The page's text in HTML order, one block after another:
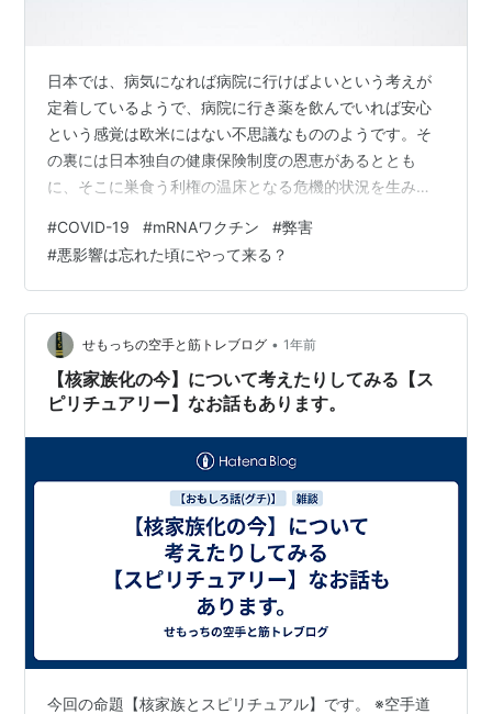
日本では、病気になれば病院に行けばよいという考えが
定着しているようで、病院に行き薬を飲んでいれば安心
という感覚は欧米にはない不思議なもののようです。そ
の裏には日本独自の健康保険制度の恩恵があるととも
に、そこに巣食う利権の温床となる危機的状況を生み出
にして妄信する傾向も日本人ならではと言えるのかも知
れません。過去に国家やメディアに欺かれ、苦しんだ歴
史を今になっても繰り返し続けるのは愚かなのだけれ
ど、それが日本の良き伝統でもあるということでしょ
う。しかし、COVID-19以降はその愚か者の度合いがかな
り増幅されて取り返しのつかないところまで来てい…
#COVID-19 #mRNAワクチン #弊害
#悪影響は忘れた頃にやって来る？
せもっちの空手と筋トレブログ • 1年前
【核家族化の今】について考えたりしてみる【ス
ピリチュアリー】なお話もあります。
今回の命題【核家族とスピリチュアル】です。 ※空手道